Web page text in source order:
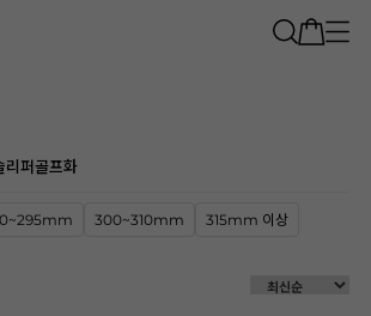
리퍼골프화
300~310mm 315mm 이상